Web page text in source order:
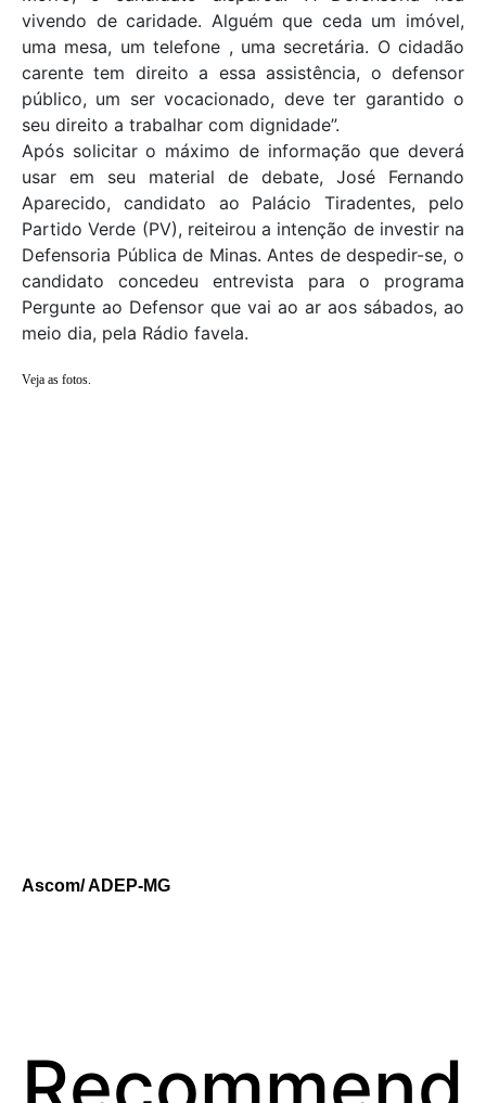
vivendo de caridade. Alguém que ceda um imóvel,
uma mesa, um telefone , uma secretária. O cidadão
carente tem direito a essa assistência, o defensor
público, um ser vocacionado, deve ter garantido o
seu direito a trabalhar com dignidade”.
Após solicitar o máximo de informação que deverá
usar em seu material de debate, José Fernando
Aparecido, candidato ao Palácio Tiradentes, pelo
Partido Verde (PV), reiteirou a intenção de investir na
Defensoria Pública de Minas. Antes de despedir-se, o
candidato concedeu entrevista para o programa
Pergunte ao Defensor que vai ao ar aos sábados, ao
meio dia, pela Rádio favela.
Veja as fotos.
Ascom/ ADEP-MG